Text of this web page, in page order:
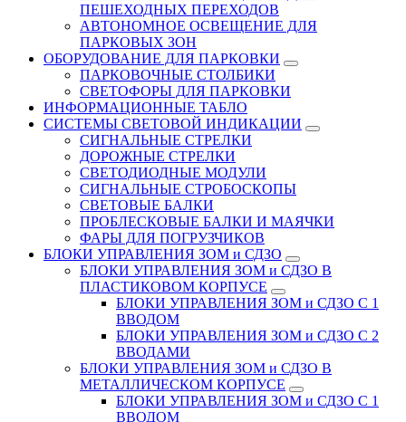
ПЕШЕХОДНЫХ ПЕРЕХОДОВ
АВТОНОМНОЕ ОСВЕЩЕНИЕ ДЛЯ
ПАРКОВЫХ ЗОН
ОБОРУДОВАНИЕ ДЛЯ ПАРКОВКИ
ПАРКОВОЧНЫЕ СТОЛБИКИ
СВЕТОФОРЫ ДЛЯ ПАРКОВКИ
ИНФОРМАЦИОННЫЕ ТАБЛО
CИСТЕМЫ СВЕТОВОЙ ИНДИКАЦИИ
СИГНАЛЬНЫЕ СТРЕЛКИ
ДОРОЖНЫЕ СТРЕЛКИ
СВЕТОДИОДНЫЕ МОДУЛИ
СИГНАЛЬНЫЕ СТРОБОСКОПЫ
СВЕТОВЫЕ БАЛКИ
ПРОБЛЕСКОВЫЕ БАЛКИ И МАЯЧКИ
ФАРЫ ДЛЯ ПОГРУЗЧИКОВ
БЛОКИ УПРАВЛЕНИЯ ЗОМ и СДЗО
БЛОКИ УПРАВЛЕНИЯ ЗОМ и СДЗО В
ПЛАСТИКОВОМ КОРПУСЕ
БЛОКИ УПРАВЛЕНИЯ ЗОМ и СДЗО С 1
ВВОДОМ
БЛОКИ УПРАВЛЕНИЯ ЗОМ и СДЗО С 2
ВВОДАМИ
БЛОКИ УПРАВЛЕНИЯ ЗОМ и СДЗО В
МЕТАЛЛИЧЕСКОМ КОРПУСЕ
БЛОКИ УПРАВЛЕНИЯ ЗОМ и СДЗО С 1
ВВОДОМ